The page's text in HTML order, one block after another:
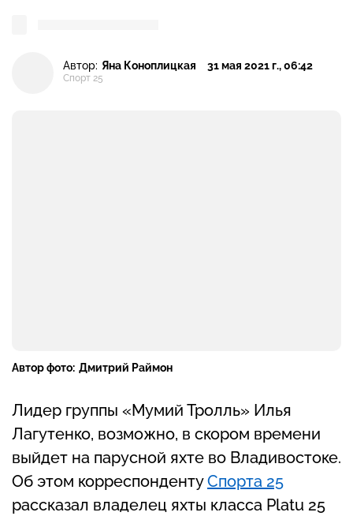
Автор: Яна Коноплицкая
Спорт 25
31 мая 2021 г., 06:42
Автор фото: Дмитрий Раймон
Лидер группы «Мумий Тролль» Илья
Лагутенко, возможно, в скором времени
выйдет на парусной яхте во Владивостоке.
Об этом корреспондентуСпорта 25
рассказал владелец яхты класса Platu 25